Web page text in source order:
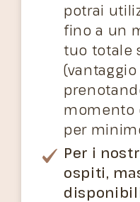
potrai
fino a un
tuo totale
momento
per
Per i
ospiti,